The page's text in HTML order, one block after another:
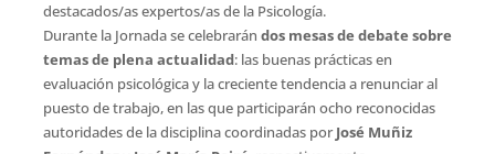
destacados/as expertos/as de la Psicología.
Durante la Jornada se celebrarán dos mesas de debate sobre
temas de plena actualidad: las buenas prácticas en
evaluación psicológica y la creciente tendencia a renunciar al
puesto de trabajo, en las que participarán ocho reconocidas
autoridades de la disciplina coordinadas porJosé Muñiz